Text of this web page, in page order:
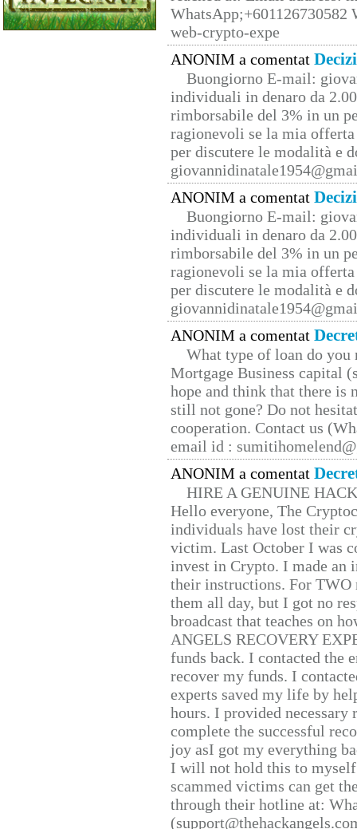
web-crypto-expe
ANONIM a comentat
Buongiorno E-mail:
individuali in denaro da
rimborsabile del 3% in un
ragionevoli se la mia
per discutere le modalità e
ANONIM a comentat
Buongiorno E-mail:
individuali in denaro da
rimborsabile del 3% in un
ragionevoli se la mia
per discutere le modalità e
ANONIM a comentat
What type of loan do you
Mortgage Business capital
hope and think that there is
still not gone? Do not
cooperation. Contact us
email id :
ANONIM a comentat
HIRE A GENUINE
Hello everyone, The
individuals have lost their
victim. Last October I was
invest in Crypto. I made
their instructions. For TWO
them all day, but I got no
broadcast that teaches on
ANGELS RECOVERY
funds back. I contacted the
recover my funds. I
experts saved my life by
hours. I provided
complete the successful
joy asI got my everything
I will not hold this to
scammed victims can get
through their hotline at: